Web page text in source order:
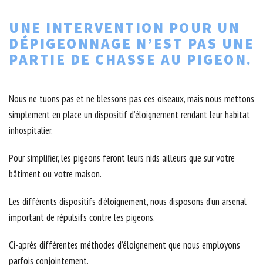
UNE INTERVENTION POUR UN
DÉPIGEONNAGE N’EST PAS UNE
PARTIE DE CHASSE AU PIGEON.
Nous ne tuons pas et ne blessons pas ces oiseaux, mais nous mettons
simplement en place un dispositif d’éloignement rendant leur habitat
inhospitalier.
Pour simplifier, les pigeons feront leurs nids ailleurs que sur votre
bâtiment ou votre maison.
Les différents dispositifs d’éloignement, nous disposons d’un arsenal
important de répulsifs contre les pigeons.
Ci-après différentes méthodes d’éloignement que nous employons
parfois conjointement.